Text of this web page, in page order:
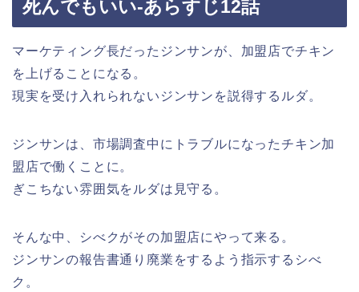
死んでもいい-あらすじ12話
マーケティング長だったジンサンが、加盟店でチキン
を上げることになる。
現実を受け入れられないジンサンを説得するルダ。
ジンサンは、市場調査中にトラブルになったチキン加
盟店で働くことに。
ぎこちない雰囲気をルダは見守る。
そんな中、シべクがその加盟店にやって来る。
ジンサンの報告書通り廃業をするよう指示するシべ
ク。